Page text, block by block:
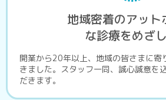
地域密着のアット
な診療をめざ
開業から20年以上、地域の皆さまに寄
きました。スタッフ一同、誠心誠意を
だきます。